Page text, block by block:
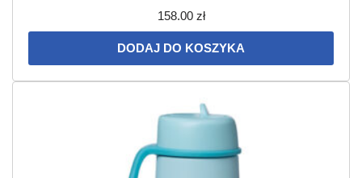
158.00 zł
DODAJ DO KOSZYKA